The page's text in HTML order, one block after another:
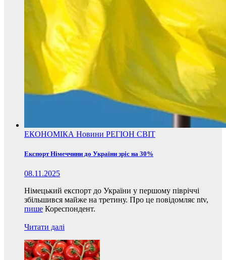
ЕКОНОМІКА Новини РЕГІОН СВІТ
Експорт Німеччини до України зріс на 30%
08.11.2025
Німецький експорт до України у першому півріччі
збільшився майже на третину. Про це повідомляє ntv,
пише Кореспондент.
Читати далі